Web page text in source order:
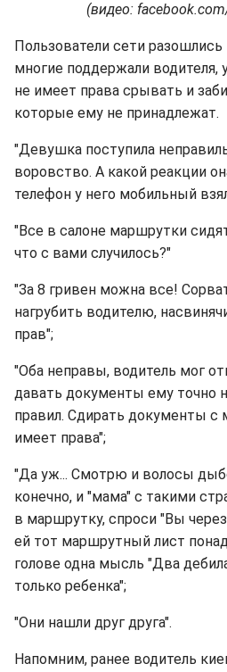
(видео:
Пользователи сети
многие поддержали водителя,
не имеет права срывать и
которые ему не принадлежат.
"Девушка поступила
воровство. А какой реакции
телефон у него мобильный
"Все в салоне маршрутки
что с вами случилось?"
"За 8 гривен можна все!
нагрубить водителю,
прав";
"Оба неправы, водитель мог
давать документы ему точно
правил. Сдирать документы с
имеет права";
"Да уж... Смотрю и волосы
конечно, и "мама" с такими
в маршрутку, спроси "Вы
ей тот маршрутный лист
голове одна мысль "Два
только ребенка";
"Они нашли друг друга".
Напомним, ранее водитель